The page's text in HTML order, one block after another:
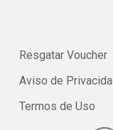
Resgatar Voucher
Aviso de
Termos de Uso